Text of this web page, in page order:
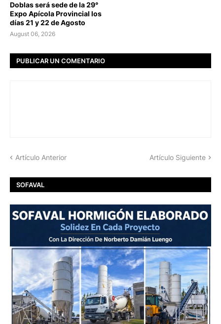
Doblas será sede de la 29°
Expo Apícola Provincial los
días 21 y 22 de Agosto
August 06, 2026
PUBLICAR UN COMENTARIO
Artículo Anterior Artículo Siguiente
SOFAVAL